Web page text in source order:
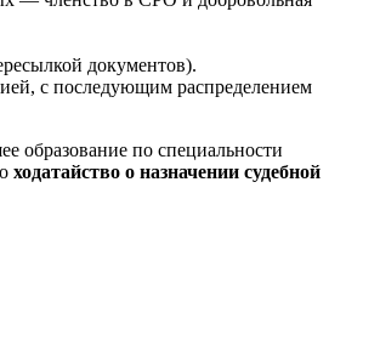
документов).
с последующим распределением
образование по специальности
ходатайство о назначении судебной